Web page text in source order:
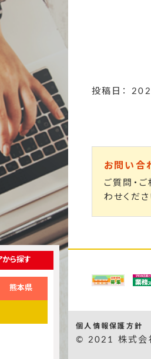
から探す
熊本県
投稿日：
お問い合
ご質問・
わせくださ
個人情報保護方針
© 2021 株式会